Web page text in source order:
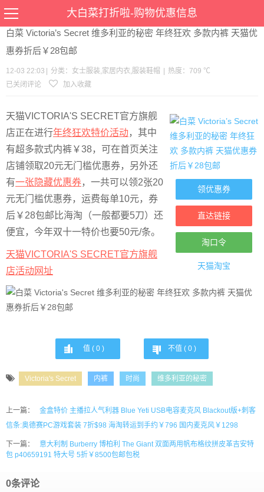
大白菜打折啦-购物优惠信息
当前位置： 优惠>女士服装家居内衣服装鞋帽>文章详情
白菜 Victoria’s Secret 维多利亚的秘密 年终狂欢 多款内裤 天猫优
惠券折后￥28包邮
12-03 22:03 分类： 女士服装,家居内衣, 服装鞋帽
热度：709 ℃
已关闭评论
加入收藏
领优惠券
直达链接
淘口令
天猫淘宝
天猫VICTORIA'S SECRET官方旗舰
店正在进行年终狂欢特价活动 ，其中
有超多款式内裤￥38，可在首页关注
店铺领取20元无门槛优惠券，另外还
有一张隐藏优惠券，一共可以领2张20
元无门槛优惠券，运费每单10元，券
后￥28包邮比海淘（一般都要5刀）还
便宜，今年双十一特价也要50元/条。
天猫VICTORIA'S SECRET官方旗舰
店活动网址
值 ( 0 ) 不值 ( 0 )
Victoria's Secret 内裤 时尚 维多利亚的秘密
上一篇：
金盒特价 主播拉人气利器 Blue Yeti USB电容麦克风 Blackout版+刺客
信条:奥德赛PC游戏套装 7折$98 海淘转运到手约￥796 国内麦克风￥1298
下一篇：
意大利制 Burberry 博柏利 The Giant 双面两用帆布格纹拼皮革吉安特
包 p40659191 特大号 5折￥8500包邮包税
0条评论